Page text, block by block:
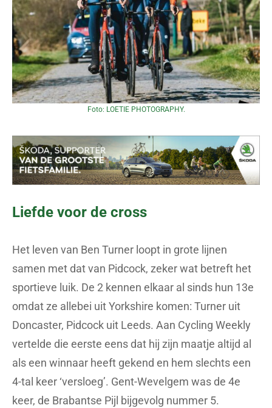
Foto: LOETIE PHOTOGRAPHY.
Liefde voor de cross
Het leven van Ben Turner loopt in grote lijnen
samen met dat van Pidcock, zeker wat betreft het
sportieve luik. De 2 kennen elkaar al sinds hun 13e
omdat ze allebei uit Yorkshire komen: Turner uit
Doncaster, Pidcock uit Leeds. Aan Cycling Weekly
vertelde die eerste eens dat hij zijn maatje altijd al
als een winnaar heeft gekend en hem slechts een
4-tal keer ‘versloeg’. Gent-Wevelgem was de 4e
keer, de Brabantse Pijl bijgevolg nummer 5.